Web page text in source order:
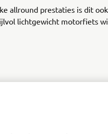
allround prestaties is dit
lichtgewicht motorfiets